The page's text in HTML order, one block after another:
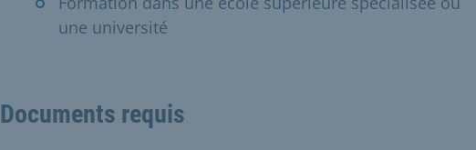
une université
Documents requis